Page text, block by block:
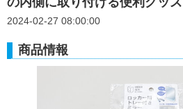
2024-02-27 08:00:00
商品情報